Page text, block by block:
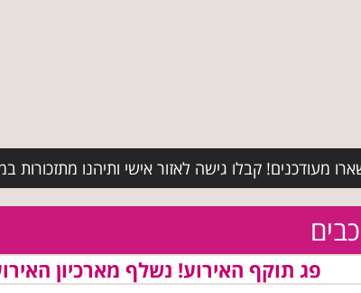
מעודכנים! קבלו גישה לאזור אישי ותיהנו מתזכורות
פג תוקף האירוע! נשלף מארכיון